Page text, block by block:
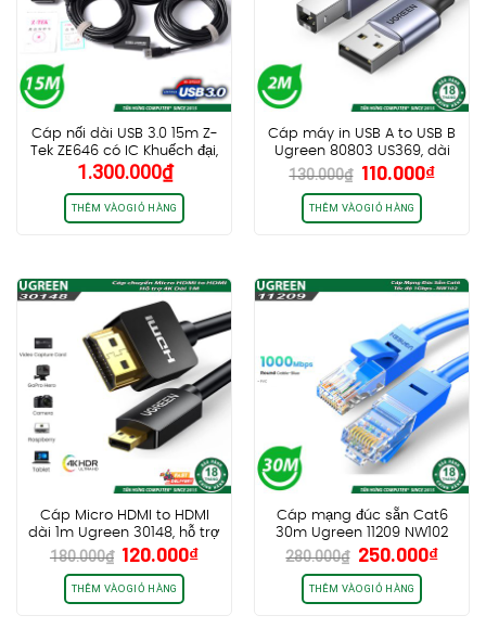
Cáp nối dài USB 3.0 15m Z-
Tek ZE646 có IC Khuếch đại,
kèm nguồn 5V1A hàng
chính hãng
1.300.000₫
THÊM VÀO GIỎ HÀNG
Cáp máy in USB A to USB B
Ugreen 80803 US369, dài
2m, dây dù bọc nhôm cao
cấp
130.000₫ Giá
gốc
là:
130.000₫.
110.000₫Giá
THÊM VÀO GIỎ HÀNG
Cáp Micro HDMI to HDMI
dài 1m Ugreen 30148, hỗ trợ
4K30Hz HDR
180.000₫ Giá
gốc
là:
180.000₫.
120.000₫Giá
THÊM VÀO GIỎ HÀNG
Cáp mạng đúc sẵn Cat6
30m Ugreen 11209 NW102
280.000₫ Giá
gốc
là:
280.000₫.
250.000₫Giá
THÊM VÀO GIỎ HÀNG